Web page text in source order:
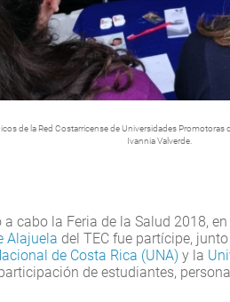
de la Red Costarricense de Universidades
Ivannia Valverde.
a cabo la Feria de la Salud 2018,
Alajuela del TEC fue partícipe,
de Costa Rica (UNA) y la
de estudiantes,